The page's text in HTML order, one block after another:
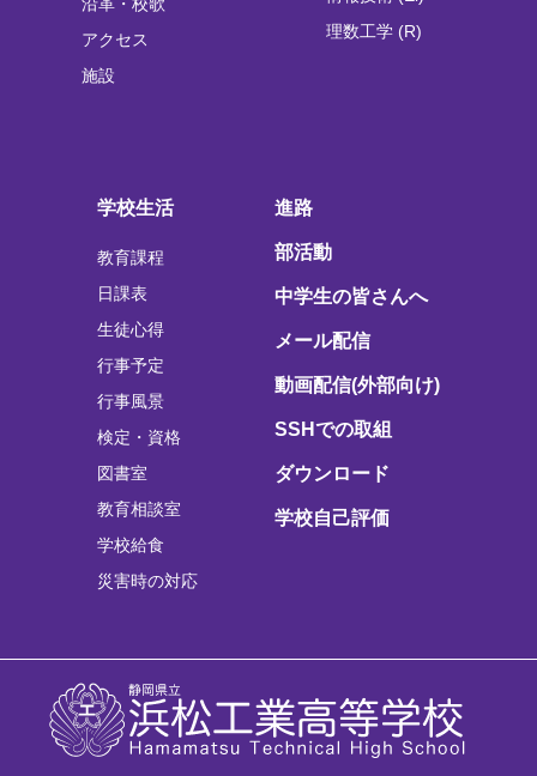
沿革・校歌
アクセス
施設
理数工学 (R)
学校生活
教育課程
日課表
生徒心得
行事予定
行事風景
検定・資格
図書室
教育相談室
学校給食
災害時の対応
進路
部活動
中学生の皆さんへ
メール配信
動画配信(外部向け)
SSHでの取組
ダウンロード
学校自己評価